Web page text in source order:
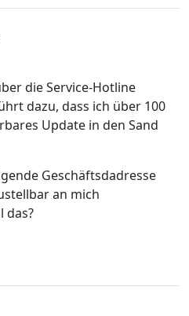
die Service-Hotline
dazu, dass ich über 100
Update in den Sand
Geschäftsdadresse
an mich
das?